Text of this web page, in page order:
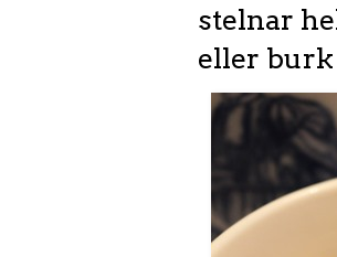
stelnar
eller